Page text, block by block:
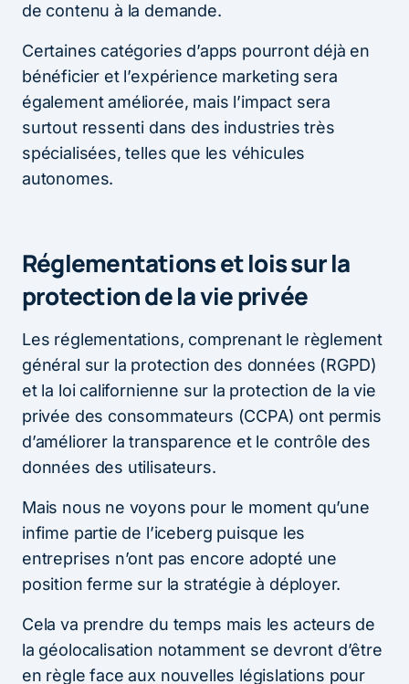
de contenu à la demande.
Certaines catégories d’apps pourront déjà en
bénéficier et l’expérience marketing sera
également améliorée, mais l’impact sera
surtout ressenti dans des industries très
spécialisées, telles que les véhicules
autonomes.
Réglementations et lois sur la
protection de la vie privée
Les réglementations, comprenant le règlement
général sur la protection des données (RGPD)
et la loi californienne sur la protection de la vie
privée des consommateurs (CCPA) ont permis
d’améliorer la transparence et le contrôle des
données des utilisateurs.
Mais nous ne voyons pour le moment qu’une
infime partie de l’iceberg puisque les
entreprises n’ont pas encore adopté une
position ferme sur la stratégie à déployer.
Cela va prendre du temps mais les acteurs de
la géolocalisation notamment se devront d’être
en règle face aux nouvelles législations pour